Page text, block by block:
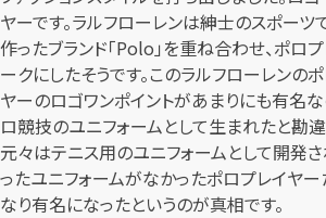
ヤーです。ラルフローレンは紳士のスポーツ
作ったブランド「Polo」を重ね合わせ、ポロ
ークにしたそうです。このラルフローレンの
ヤーのロゴワンポイントがあまりにも有名
ロ競技のユニフォームとして生まれたと勘
元々はテニス用のユニフォームとして開発
ったユニフォームがなかったポロプレイヤ
なり有名になったというのが真相です。